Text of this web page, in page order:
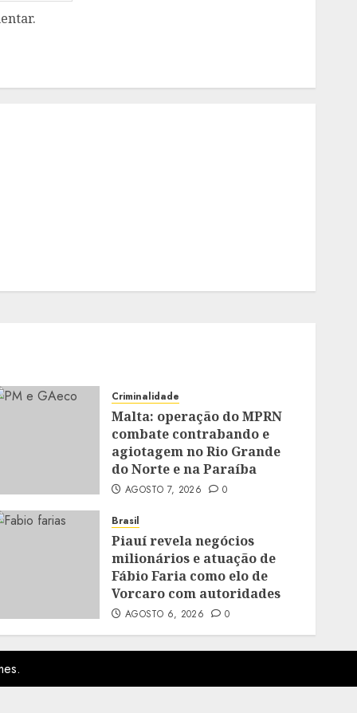
Criminalidade
Malta: operação do MPRN
combate contrabando e
agiotagem no Rio Grande
do Norte e na Paraíba
AGOSTO 7, 2026 0
Brasil
Piauí revela negócios
milionários e atuação de
Fábio Faria como elo de
Vorcaro com autoridades
AGOSTO 6, 2026 0